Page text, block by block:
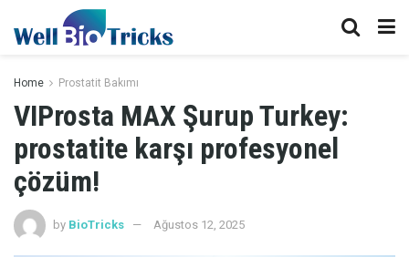
Home Prostatit Bakımı
VIProsta MAX Şurup Turkey:
prostatite karşı profesyonel
çözüm!
by BioTricks Ağustos 12, 2025